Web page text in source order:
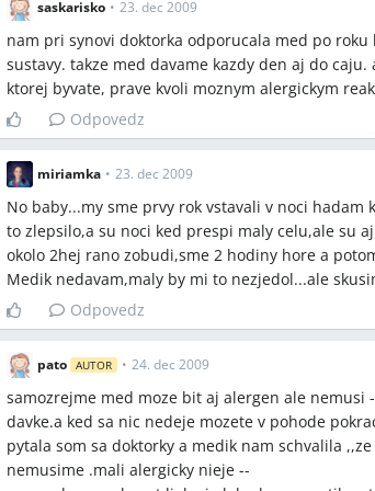
saskarisko • 23. dec 2009
nam pri synovi doktorka odporucala med po
sustavy. takze med davame kazdy den aj do
ktorej byvate, prave kvoli moznym alergickym
Odpovedz
miriamka • 23. dec 2009
No baby...my sme prvy rok vstavali v noci hadam
to zlepsilo,a su noci ked prespi maly celu,ale su
okolo 2hej rano zobudi,sme 2 hodiny hore a
Medik nedavam,maly by mi to nezjedol...ale
Odpovedz
pato AUTOR • 24. dec 2009
samozrejme med moze bit aj alergen ale nemusi
davke.a ked sa nic nedeje mozete v pohode
pytala som sa doktorky a medik nam schvalila
nemusime .mali alergicky nieje --